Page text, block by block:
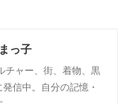
っ子
チャー、街、着物、黒
信中。自分の記憶・